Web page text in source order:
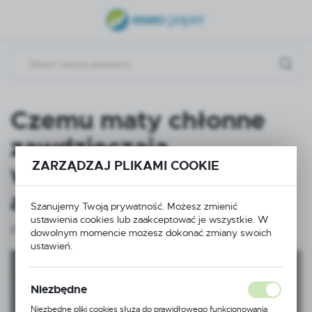
Czemu maty chłonne
zawdzięczają
właściwości
antypoślizgowe?
23 - 07 - 2025
ZARZĄDZAJ PLIKAMI COOKIE
Szanujemy Twoją prywatność. Możesz zmienić
ustawienia cookies lub zaakceptować je wszystkie. W
dowolnym momencie możesz dokonać zmiany swoich
ustawień.
Niezbędne
Niezbędne pliki cookies służą do prawidłowego funkcjonowania
USTAWIENIA REGIONALNE
Język
polski
Polski złoty (PLN)
ZAPISZ